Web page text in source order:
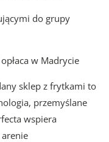
do grupy
w Madrycie
sklep z frytkami to
przemyślane
wspiera